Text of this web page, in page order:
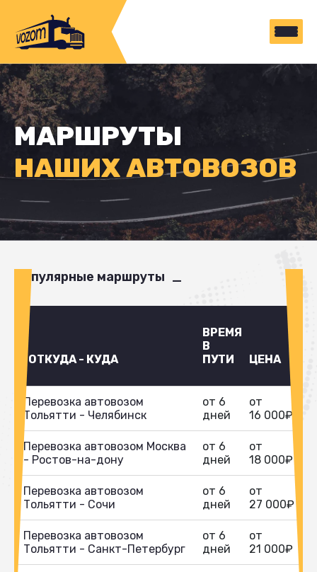
МАРШРУТЫ
НАШИХ АВТОВОЗОВ
Популярные маршруты
ОТКУДА - КУДА
ВРЕМЯ
В
ПУТИ
ЦЕНА
Перевозка автовозом
Тольятти - Челябинск
от 6
дней
от
16 000₽
Перевозка автовозом Москва
- Ростов-на-дону
от 6
дней
от
18 000₽
Перевозка автовозом
Тольятти - Сочи
от 6
дней
от
27 000₽
Перевозка автовозом
Тольятти - Санкт-Петербург
от 6
дней
от
21 000₽